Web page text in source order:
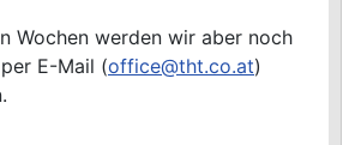
Wochen werden wir aber noch
E-Mail (office@tht.co.at)